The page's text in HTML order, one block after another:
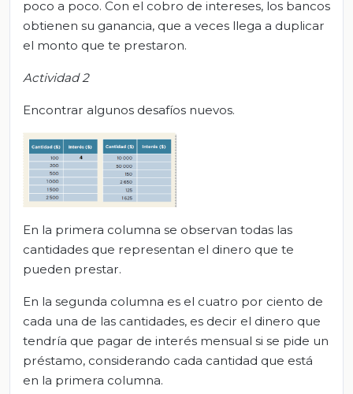
poco a poco. Con el cobro de intereses, los bancos
obtienen su ganancia, que a veces llega a duplicar
el monto que te prestaron.
Actividad 2
Encontrar algunos desafíos nuevos.
En la primera columna se observan todas las
cantidades que representan el dinero que te
pueden prestar.
En la segunda columna es el cuatro por ciento de
cada una de las cantidades, es decir el dinero que
tendría que pagar de interés mensual si se pide un
préstamo, considerando cada cantidad que está
en la primera columna.